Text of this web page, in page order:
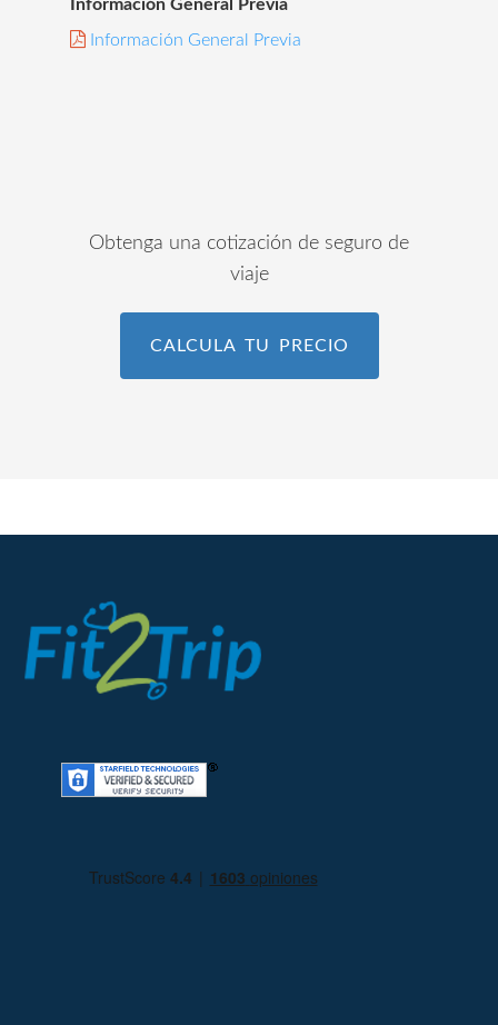
Información General Previa
Información General Previa
Obtenga una cotización de seguro de
viaje
CALCULA TU PRECIO